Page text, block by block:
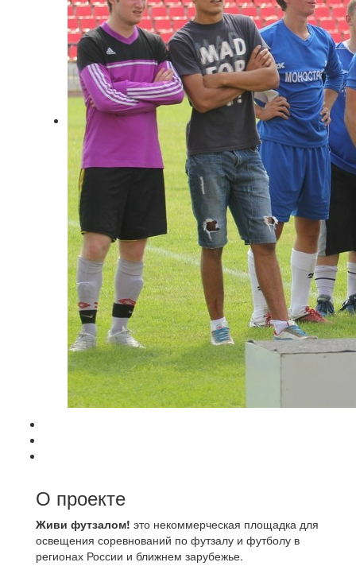
О проекте
Живи футзалом! это некоммерческая площадка для
освещения соревнований по футзалу и футболу в
регионах России и ближнем зарубежье.